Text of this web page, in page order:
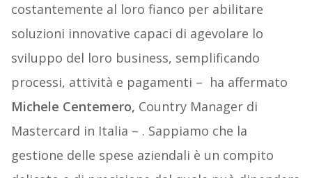
costantemente al loro fianco per abilitare
soluzioni innovative capaci di agevolare lo
sviluppo del loro business, semplificando
processi, attività e pagamenti – ha affermato
Michele Centemero, Country Manager di
Mastercard in Italia – . Sappiamo che la
gestione delle spese aziendali è un compito